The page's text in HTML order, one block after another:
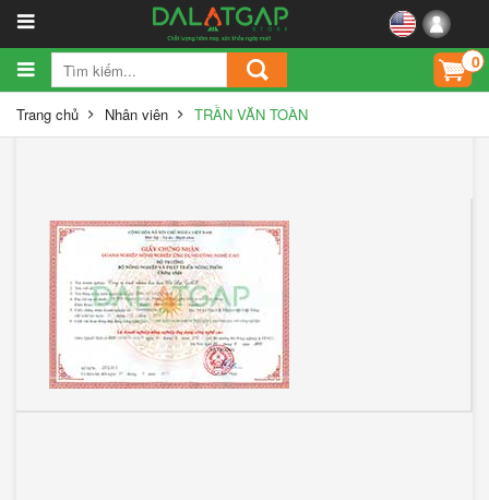
0
Trang chủ Nhân viên TRẦN VĂN TOÀN